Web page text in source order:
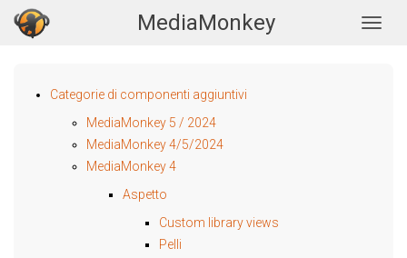
MediaMonkey
Categorie di componenti aggiuntivi
MediaMonkey 5 / 2024
MediaMonkey 4/5/2024
MediaMonkey 4
Aspetto
Custom library views
Pelli